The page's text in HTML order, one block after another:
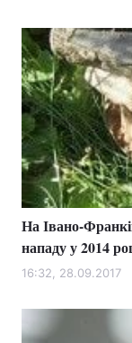
На Івано-
нападу у 2014
16:32, 28.09.2017